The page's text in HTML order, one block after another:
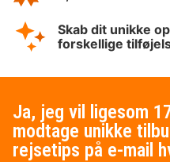
Skab dit unikke
forskellige
Ja, jeg vil ligesom
modtage unikke
rejsetips på e-mail